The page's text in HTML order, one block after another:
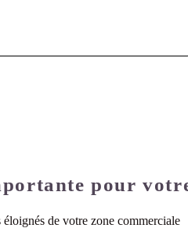
pour
de votre zone commerciale